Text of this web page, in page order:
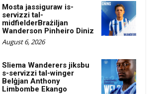
Mosta jassiguraw is-
servizzi tal-
midfielderBrażiljan
Wanderson Pinheiro Diniz
August 6, 2026
Sliema Wanderers jiksbu
s-servizzi tal-winger
Belġjan Anthony
Limbombe Ekango